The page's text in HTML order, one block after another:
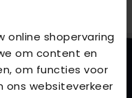
online shopervaring
om content en
om functies voor
ons websiteverkeer
van Red Button